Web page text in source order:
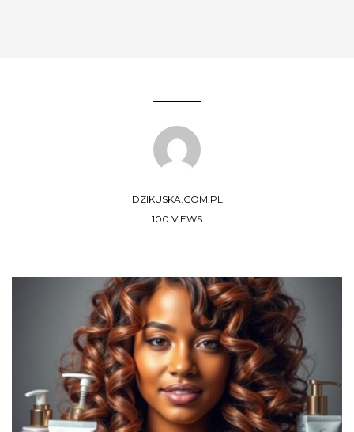
DZIKUSKA.COM.PL
100 VIEWS